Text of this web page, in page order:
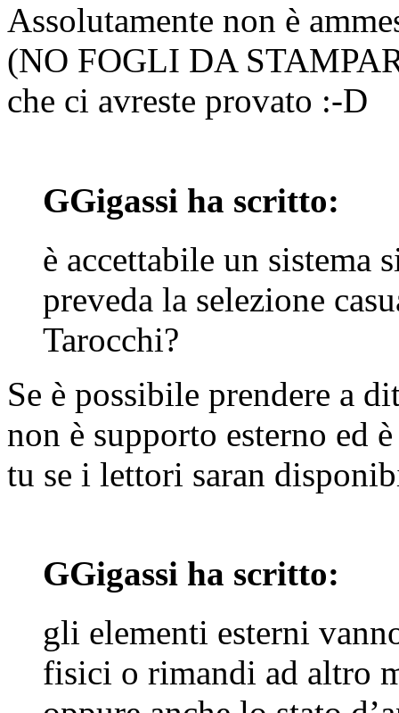
Assolutamente non è
(NO FOGLI DA
che ci avreste provato :-D
GGigassi ha scritto:
è accettabile un sistema
preveda la selezione
Tarocchi?
Se è possibile prendere a
non è supporto esterno ed
tu se i lettori saran
GGigassi ha scritto:
gli elementi esterni
fisici o rimandi ad altro